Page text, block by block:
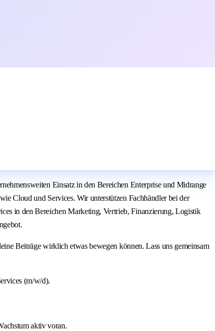
Einsatz in den Bereichen Enterprise und Midrange
Cloud und Services. Wir unterstützen Fachhändler bei der
in den Bereichen Marketing, Vertrieb, Finanzierung, Logistik
Beiträge wirklich etwas bewegen können. Lass uns gemeinsam
(m/w/d).
aktiv voran.